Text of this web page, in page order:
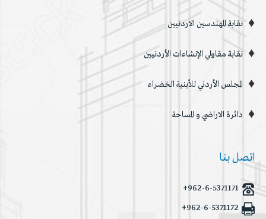
نقابة المهندسين الاردنيين
نقابة مقاولي الإنشاءات الأردنيين
المجلس الأردني للأبنية الخضراء
دائرة الاراضي و المساحة
اتصل بنا
+962-6-5371171
+962-6-5371172